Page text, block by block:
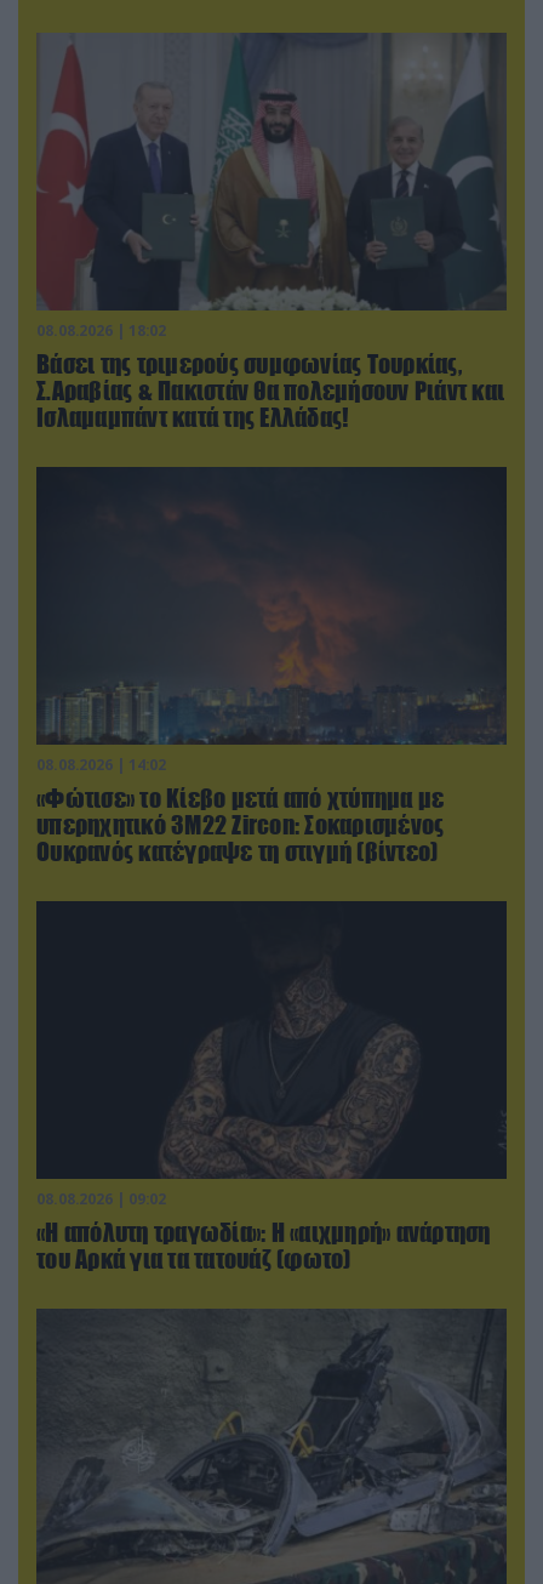
08.08.2026 | 18:02
Βάσει της τριμερούς συμφωνίας Τουρκίας,
Σ.Αραβίας & Πακιστάν θα πολεμήσουν Ριάντ και
Ισλαμαμπάντ κατά της Ελλάδας!
08.08.2026 | 14:02
«Φώτισε» το Κίεβο μετά από χτύπημα με
υπερηχητικό 3M22 Zircon: Σοκαρισμένος
Ουκρανός κατέγραψε τη στιγμή (βίντεο)
08.08.2026 | 09:02
«Η απόλυτη τραγωδία»: Η «αιχμηρή» ανάρτηση
του Αρκά για τα τατουάζ (φωτο)